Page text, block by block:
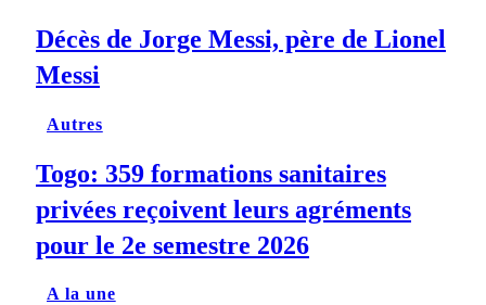
Décès de Jorge Messi, père de Lionel
Messi
Autres
Togo: 359 formations sanitaires
privées reçoivent leurs agréments
pour le 2e semestre 2026
A la une